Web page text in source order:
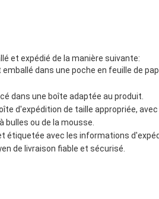
et expédié de la manière suivante:
dans une poche en feuille de
dans une boîte adaptée au produit.
d'expédition de taille appropriée,
bulles ou de la mousse.
étiquetée avec les informations
de livraison fiable et sécurisé.